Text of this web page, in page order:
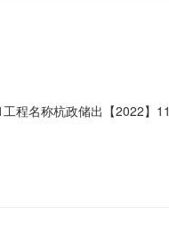
程名称杭政储出【2022】